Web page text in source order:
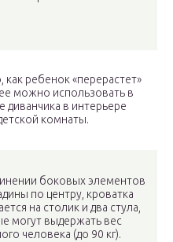
как ребенок «перерастет»
можно использовать в
диванчика в интерьере
комнаты.
боковых элементов
по центру, кроватка
на столик и два стула,
могут выдержать вес
человека (до 90 кг).